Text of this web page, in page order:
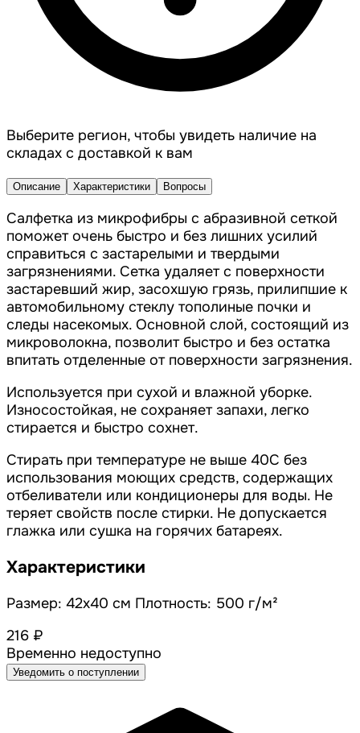
Выберите регион, чтобы увидеть наличие на
складах с доставкой к вам
Описание Характеристики Вопросы
Салфетка из микрофибры с абразивной сеткой
поможет очень быстро и без лишних усилий
справиться с застарелыми и твердыми
загрязнениями. Сетка удаляет с поверхности
застаревший жир, засохшую грязь, прилипшие к
автомобильному стеклу тополиные почки и
следы насекомых. Основной слой, состоящий из
микроволокна, позволит быстро и без остатка
впитать отделенные от поверхности загрязнения.
Используется при сухой и влажной уборке.
Износостойкая, не сохраняет запахи, легко
стирается и быстро сохнет.
Стирать при температуре не выше 40С без
использования моющих средств, содержащих
отбеливатели или кондиционеры для воды. Не
теряет свойств после стирки. Не допускается
глажка или сушка на горячих батареях.
Характеристики
Размер: 42х40 см Плотность: 500 г/м²
216 ₽
Временно недоступно
Уведомить о поступлении